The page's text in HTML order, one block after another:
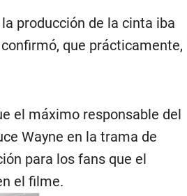
producción de la cinta iba
que prácticamente,
el máximo responsable del
Wayne en la trama de
para los fans que el
el filme.